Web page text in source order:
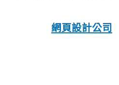
網頁設計公司